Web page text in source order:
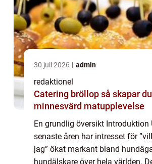
30 juli 2026 admin
redaktionel
Catering bröllop så skapar du en
minnesvärd matupplevelse
En grundlig översikt Introduktion
senaste åren har intresset för
jag” ökat markant bland
hundälskare över hela världen.